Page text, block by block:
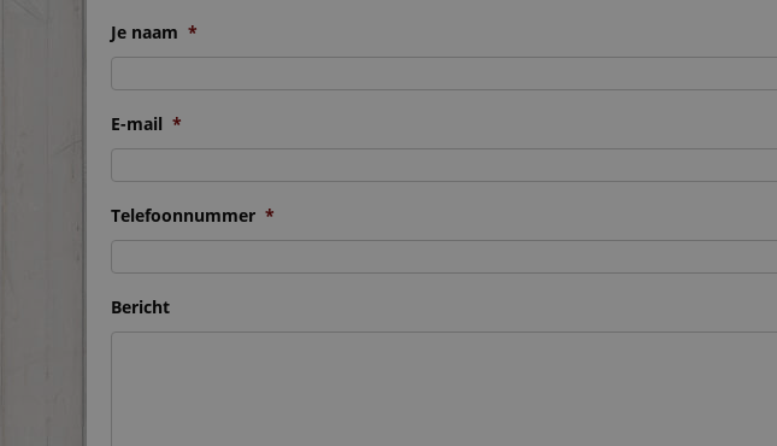
Je naam *
E-mail *
Telefoonnummer *
Bericht